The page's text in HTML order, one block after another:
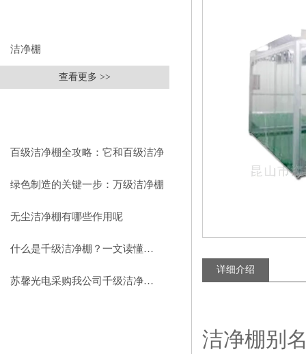
洁净棚
查看更多 >>
百级洁净棚全攻略：它和百级洁净
室到底有什么区别？
绿色制造的关键一步：万级洁净棚
助力环保型半导体产业发展
无尘洁净棚有哪些作用呢
什么是千级洁净棚？一文读懂其结构特点与局部净化优势
苏馨光电采购我公司千级洁净棚普通工作台一批（7月07日）已顺利交货
详细介绍
洁净棚别